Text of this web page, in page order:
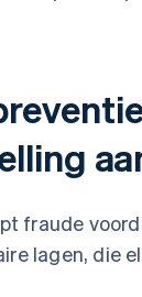
fraude
lagen, die